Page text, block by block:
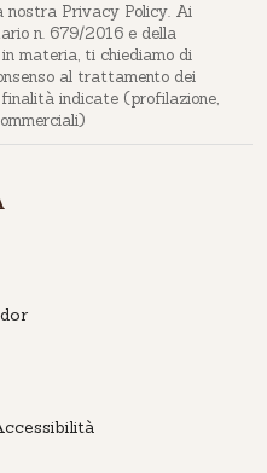
nostra Privacy Policy. Ai
n. 679/2016 e della
materia, ti chiediamo di
al trattamento dei
indicate (profilazione,